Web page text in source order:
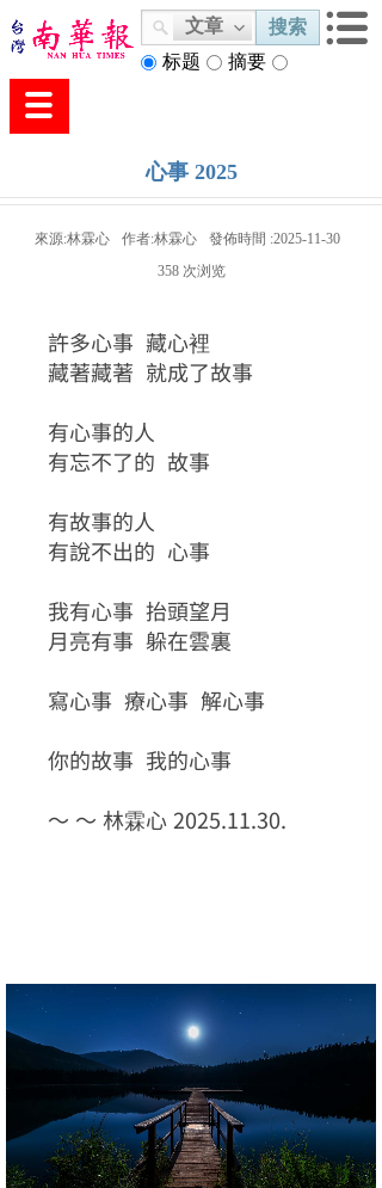
文章
搜索
标题
摘要
心事 2025
來源:林霖心 作者:林霖心 發佈時間 :2025-11-30
358 次浏览
許多心事 藏心裡
藏著藏著 就成了故事
有心事的人
有忘不了的 故事
有故事的人
有說不出的 心事
我有心事 抬頭望月
月亮有事 躲在雲裏
寫心事 療心事 解心事
你的故事 我的心事
～ ～ 林霖心 2025.11.30.